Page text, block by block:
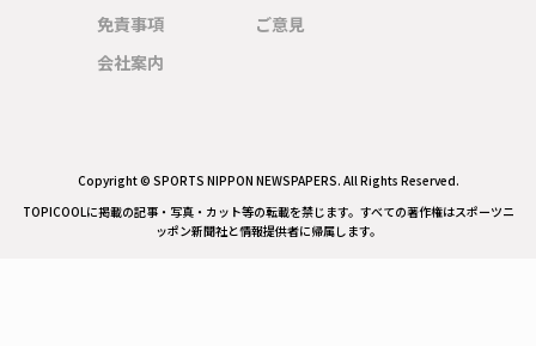
免責事項
会社案内
ご意見
Copyright © SPORTS NIPPON NEWSPAPERS. All Rights Reserved.
TOPICOOLに掲載の記事・写真・カット等の転載を禁じます。すべての著作権はスポーツニ
ッポン新聞社と情報提供者に帰属します。